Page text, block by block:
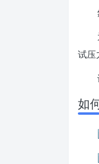
试压
如